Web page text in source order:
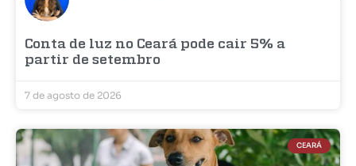
Conta de luz no Ceará pode cair 5% a
partir de setembro
7 de agosto de 2026
CEARÁ